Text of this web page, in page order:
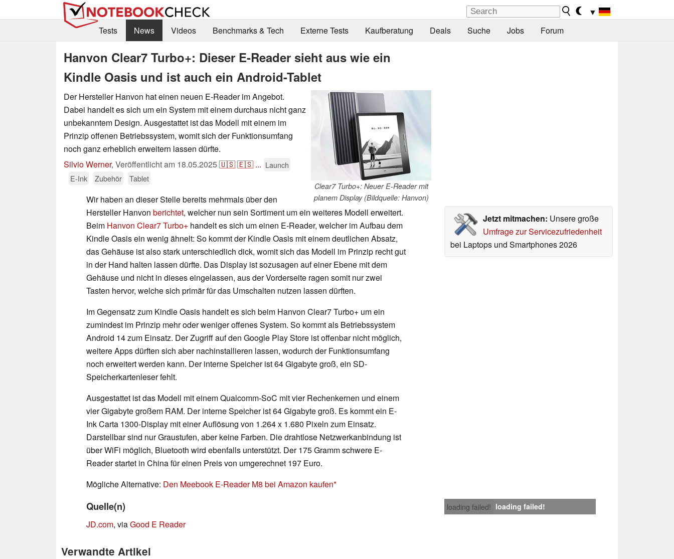
▼
Tests
News Videos Benchmarks & Tech Externe Tests Kaufberatung Deals Suche Jobs Forum
Hanvon Clear7 Turbo+: Dieser E-Reader sieht aus wie ein
Kindle Oasis und ist auch ein Android-Tablet
Clear7 Turbo+: Neuer E-Reader mit
planem Display (Bildquelle: Hanvon)
Der Hersteller Hanvon hat einen neuen E-Reader im Angebot.
Dabei handelt es sich um ein System mit einem durchaus nicht ganz
unbekanntem Design. Ausgestattet ist das Modell mit einem im
Prinzip offenen Betriebssystem, womit sich der Funktionsumfang
noch ganz erheblich erweitern lassen dürfte.
Silvio Werner, Veröffentlicht am 18.05.2025🇺🇸🇪🇸 ... Launch
E-Ink
Zubehör Tablet
Jetzt mitmachen: Unsere große
Umfrage zur Servicezufriedenheit
bei Laptops und Smartphones 2026
Wir haben an dieser Stelle bereits mehrmals über den
Hersteller Hanvon berichtet, welcher nun sein Sortiment um ein weiteres Modell erweitert.
Beim Hanvon Clear7 Turbo+ handelt es sich um einen E-Reader, welcher im Aufbau dem
Kindle Oasis ein wenig ähnelt: So kommt der Kindle Oasis mit einem deutlichen Absatz,
das Gehäuse ist also stark unterschiedlich dick, womit sich das Modell im Prinzip recht gut
in der Hand halten lassen dürfte. Das Display ist sozusagen auf einer Ebene mit dem
Gehäuse und nicht in dieses eingelassen, aus der Vorderseite ragen somit nur zwei
Tasten hervor, welche sich primär für das Umschalten nutzen lassen dürften.
Im Gegensatz zum Kindle Oasis handelt es sich beim Hanvon Clear7 Turbo+ um ein
zumindest im Prinzip mehr oder weniger offenes System. So kommt als Betriebssystem
Android 14 zum Einsatz. Der Zugriff auf den Google Play Store ist offenbar nicht möglich,
weitere Apps dürften sich aber nachinstallieren lassen, wodurch der Funktionsumfang
noch erweitert werden kann. Der interne Speicher ist 64 Gigabyte groß, ein SD-
Speicherkartenleser fehlt.
Ausgestattet ist das Modell mit einem Qualcomm-SoC mit vier Rechenkernen und einem
vier Gigabyte großem RAM. Der interne Speicher ist 64 Gigabyte groß. Es kommt ein E-
Ink Carta 1300-Display mit einer Auflösung von 1.264 x 1.680 Pixeln zum Einsatz.
Darstellbar sind nur Graustufen, aber keine Farben. Die drahtlose Netzwerkanbindung ist
über WiFi möglich, Bluetooth wird ebenfalls unterstützt. Der 175 Gramm schwere E-
Reader startet in China für einen Preis von umgerechnet 197 Euro.
Mögliche Alternative: Den Meebook E-Reader M8 bei Amazon kaufen
loading failed! loading failed!
Quelle(n)
JD.com, viaGood E Reader
Verwandte Artikel